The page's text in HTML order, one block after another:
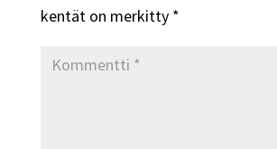
kentät on merkitty *